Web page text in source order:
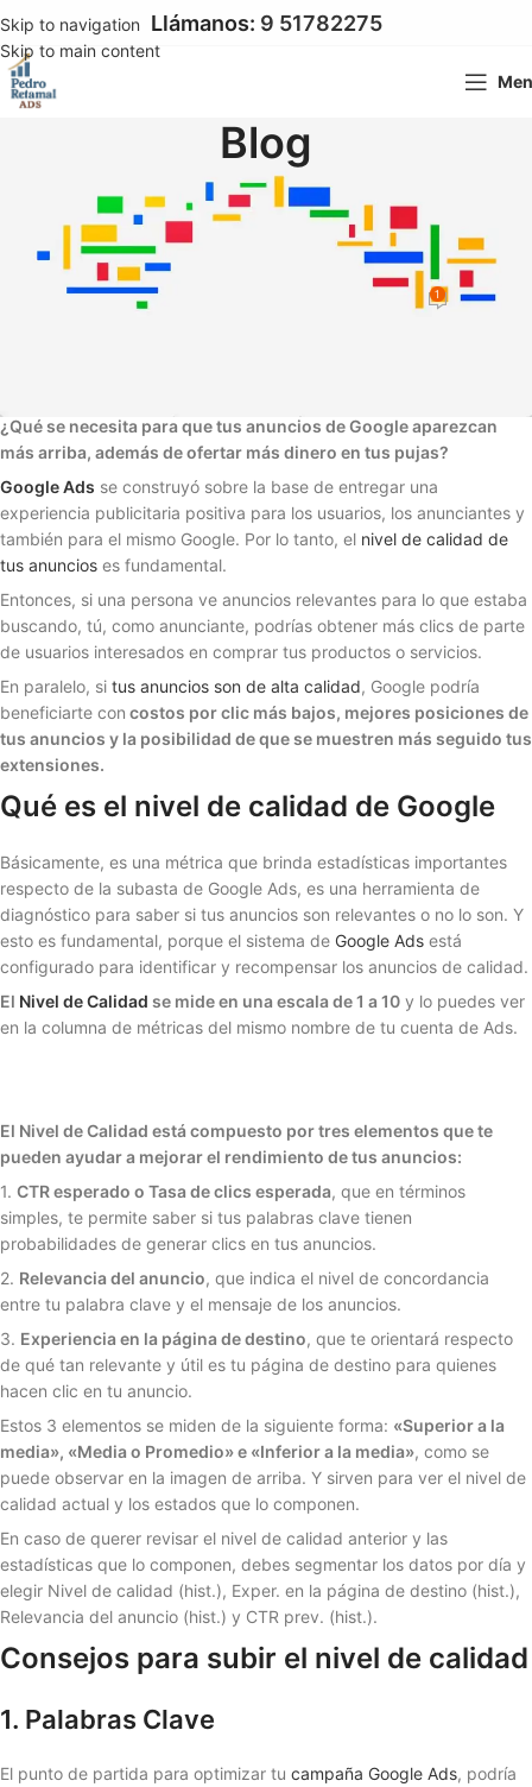
Skip to navigation
Skip to main content
Llámanos: 9 51782275
Blog
GOOGLE ADS
Consejos para mejorar la calidad
de tus anuncios de Google
Pedro Pablo Retamal On 26 febrero 2020 1
¿Qué se necesita para que tus anuncios de Google aparezcan
más arriba, además de ofertar más dinero en tus pujas?
Google Ads se construyó sobre la base de entregar una
experiencia publicitaria positiva para los usuarios, los anunciantes y
también para el mismo Google. Por lo tanto, el nivel de calidad de
tus anuncios es fundamental.
Entonces, si una persona ve anuncios relevantes para lo que estaba
buscando, tú, como anunciante, podrías obtener más clics de parte
de usuarios interesados en comprar tus productos o servicios.
En paralelo, si tus anuncios son de alta calidad, Google podría
beneficiarte con costos por clic más bajos, mejores posiciones de
tus anuncios y la posibilidad de que se muestren más seguido tus
extensiones.
Qué es el nivel de calidad de Google
Básicamente, es una métrica que brinda estadísticas importantes
respecto de la subasta de Google Ads, es una herramienta de
diagnóstico para saber si tus anuncios son relevantes o no lo son. Y
esto es fundamental, porque el sistema de Google Ads está
configurado para identificar y recompensar los anuncios de calidad.
El Nivel de Calidad se mide en una escala de 1 a 10 y lo puedes ver
en la columna de métricas del mismo nombre de tu cuenta de Ads.
El Nivel de Calidad está compuesto por tres elementos que te
pueden ayudar a mejorar el rendimiento de tus anuncios:
1. CTR esperado o Tasa de clics esperada, que en términos
simples, te permite saber si tus palabras clave tienen
probabilidades de generar clics en tus anuncios.
2. Relevancia del anuncio, que indica el nivel de concordancia
entre tu palabra clave y el mensaje de los anuncios.
3. Experiencia en la página de destino, que te orientará respecto
de qué tan relevante y útil es tu página de destino para quienes
hacen clic en tu anuncio.
Estos 3 elementos se miden de la siguiente forma: «Superior a la
media», «Media o Promedio» e «Inferior a la media», como se
puede observar en la imagen de arriba. Y sirven para ver el nivel de
calidad actual y los estados que lo componen.
En caso de querer revisar el nivel de calidad anterior y las
estadísticas que lo componen, debes segmentar los datos por día y
elegir Nivel de calidad (hist.), Exper. en la página de destino (hist.),
Relevancia del anuncio (hist.) y CTR prev. (hist.).
Consejos para subir el nivel de calidad
1. Palabras Clave
El punto de partida para optimizar tu campaña Google Ads, podría